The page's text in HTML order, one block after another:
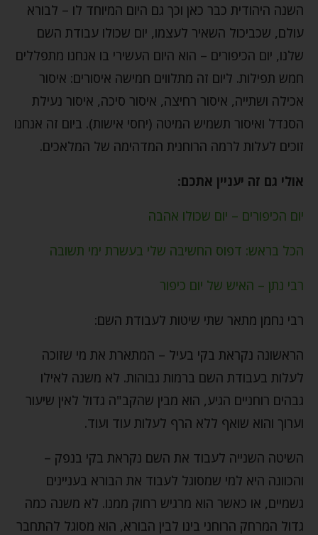
השנה היהודית כבר כאן וכך גם היום המיוחד לו – לבורא
עולם, שכביכול השאיר לעצמו, יום שכולו עבודת השם
שלנו, יום הכיפורים – הוא היום העשירי בו אנחנו מתפללים
חמש תפילות. ליום זה מתלווים חמישה איסורים: איסור
אכילה ושתייה, איסור רחיצה, איסור סיכה, איסור נעילת
הסנדל ואיסור תשמיש המיטה (יחסי אישות). ביום זה אנחנו
זוכים לעלות לרמה הרוחנית המדהימה של המלאכים.
אולי גם זה יעניין אתכם:
יום הכיפורים – יום שכולו אהבה
הכל בראש: דפוס החשיבה שלי בעשרת ימי תשובה
רבי נתן – האיש של יום כיפור
רבי נחמן מתאר שתי שיטות לעבודת השם:
הראשונה נקראת בקי בעיל – המתארת את מי שזוכה
לעלות בעבודת השם ברמות גבוהות. לא משנה לאילו
גבהים רוחניים הגיע, הוא מבין שהקב"ה גדול לאין שיעור
וערוך והוא שואף ללא הרף לעלות עוד ועוד.
השיטה השנייה לעבוד את השם נקראת בקי בנפק –
והכוונה היא למי שמסוגל לעבוד את הבורא בעניינים
גשמיים, או כאשר הוא מרגיש רחוק ממנו. לא משנה כמה
גדול המרחק הרוחני בינו לבין הבורא, הוא מסוגל להתחבר